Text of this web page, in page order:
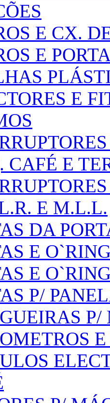
E CX.
E
E
CAFÉ E
E M.L.L.
DA
E
E
P/